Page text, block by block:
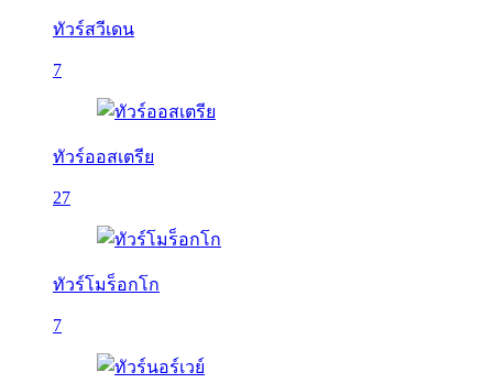
ทัวร์สวีเดน
7
ทัวร์ออสเตรีย
27
ทัวร์โมร็อกโก
7